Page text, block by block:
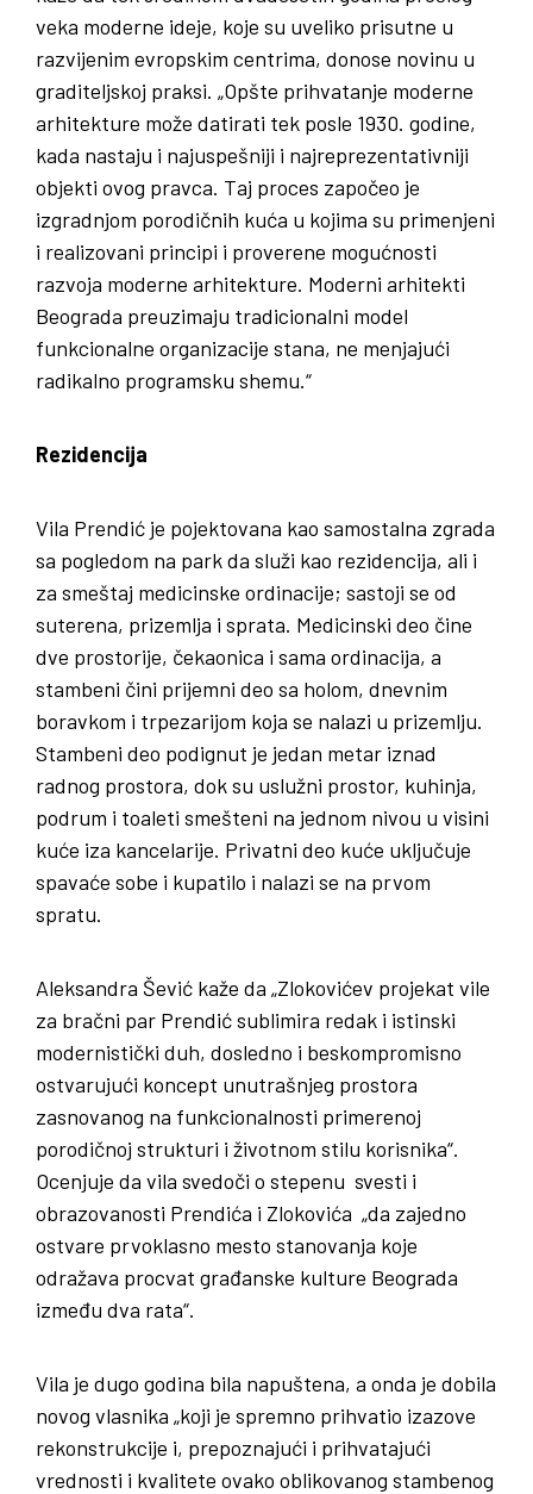
veka moderne ideje, koje su uveliko prisutne u
razvijenim evropskim centrima, donose novinu u
graditeljskoj praksi. „Opšte prihvatanje moderne
arhitekture može datirati tek posle 1930. godine,
kada nastaju i najuspešniji i najreprezentativniji
objekti ovog pravca. Taj proces započeo je
izgradnjom porodičnih kuća u kojima su primenjeni
i realizovani principi i proverene mogućnosti
razvoja moderne arhitekture. Moderni arhitekti
Beograda preuzimaju tradicionalni model
funkcionalne organizacije stana, ne menjajući
radikalno programsku shemu.“
Rezidencija
Vila Prendić je pojektovana kao samostalna zgrada
sa pogledom na park da služi kao rezidencija, ali i
za smeštaj medicinske ordinacije; sastoji se od
suterena, prizemlja i sprata. Medicinski deo čine
dve prostorije, čekaonica i sama ordinacija, a
stambeni čini prijemni deo sa holom, dnevnim
boravkom i trpezarijom koja se nalazi u prizemlju.
Stambeni deo podignut je jedan metar iznad
radnog prostora, dok su uslužni prostor, kuhinja,
podrum i toaleti smešteni na jednom nivou u visini
kuće iza kancelarije. Privatni deo kuće uključuje
spavaće sobe i kupatilo i nalazi se na prvom
spratu.
Aleksandra Šević kaže da „Zlokovićev projekat vile
za bračni par Prendić sublimira redak i istinski
modernistički duh, dosledno i beskompromisno
ostvarujući koncept unutrašnjeg prostora
zasnovanog na funkcionalnosti primerenoj
porodičnoj strukturi i životnom stilu korisnika“.
Ocenjuje da vila svedoči o stepenu svesti i
obrazovanosti Prendića i Zlokovića „da zajedno
ostvare prvoklasno mesto stanovanja koje
odražava procvat građanske kulture Beograda
između dva rata“.
Vila je dugo godina bila napuštena, a onda je dobila
novog vlasnika „koji je spremno prihvatio izazove
rekonstrukcije i, prepoznajući i prihvatajući
vrednosti i kvalitete ovako oblikovanog stambenog